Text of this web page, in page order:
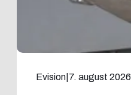
Evision 7. august 2026